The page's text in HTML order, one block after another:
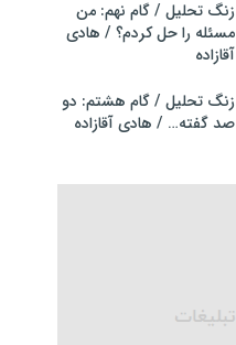
زنگ تحلیل / گام نهم: من
مسئله را حل کردم؟ / هادی
آقازاده
زنگ تحلیل / گام هشتم: دو
صد گفته… / هادی آقازاده